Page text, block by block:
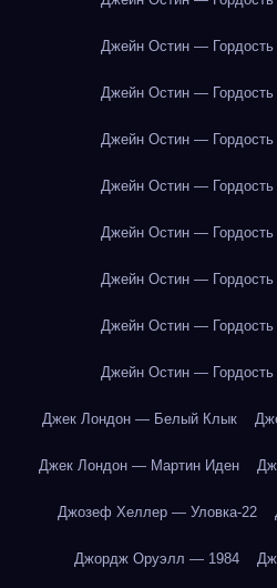
Джейн Остин — Гордость
Джейн Остин — Гордость
Джейн Остин — Гордость
Джейн Остин — Гордость
Джейн Остин — Гордость
Джейн Остин — Гордость
Джейн Остин — Гордость
Джейн Остин — Гордость
Джек Лондон — Белый Клык
Джек Лондон — Мартин Иден
Джозеф Хеллер — Уловка-22
Джордж Оруэлл — 1984